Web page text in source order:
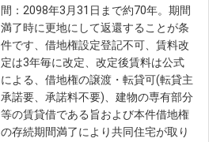
間：2098年3月31日まで約70年。期間
満了時に更地にして返還することが条
件です、借地権設定登記不可、賃料改
定は3年毎に改定、改定後賃料は公式
による、借地権の譲渡・転貸可(転貸主
承諾要、承諾料不要)、建物の専有部分
等の賃貸借である旨および本件借地権
の存続期間満了により共同住宅が取り